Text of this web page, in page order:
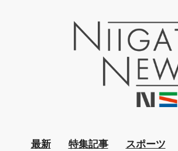
最新 特集記事 スポーツ